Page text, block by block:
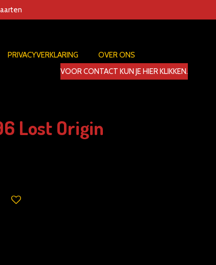
PRIVACYVERKLARING
OVER ONS
VOOR CONTACT KUN JE HIER KLIKKEN.
Lost Origin